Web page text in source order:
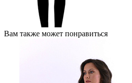
Вам также может понравиться